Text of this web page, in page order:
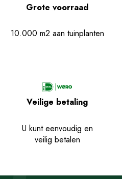
Grote voorraad
10.000 m2 aan tuinplanten
Veilige betaling
U kunt eenvoudig en
veilig betalen